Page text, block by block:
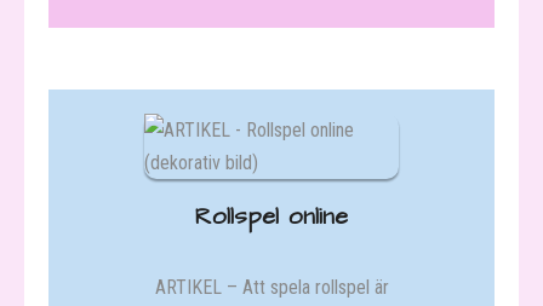
Rollspel online
ARTIKEL – Att spela rollspel är